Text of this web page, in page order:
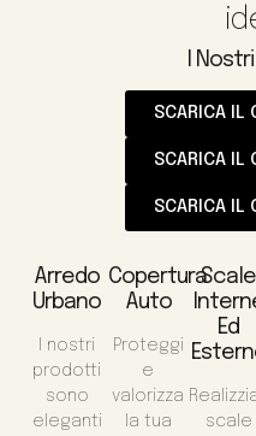
I
SCARICA IL
SCARICA IL
SCARICA IL
Arredo
Urbano
I nostri
prodotti
sono
eleganti
Copertura
Auto
Proteggi
e
valorizza
la tua
Scale
Ed
scale